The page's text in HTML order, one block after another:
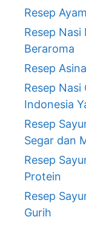
Resep
Resep
Beraroma
Resep
Resep Nasi
Indonesia
Resep
Segar dan
Resep
Protein
Resep
Gurih